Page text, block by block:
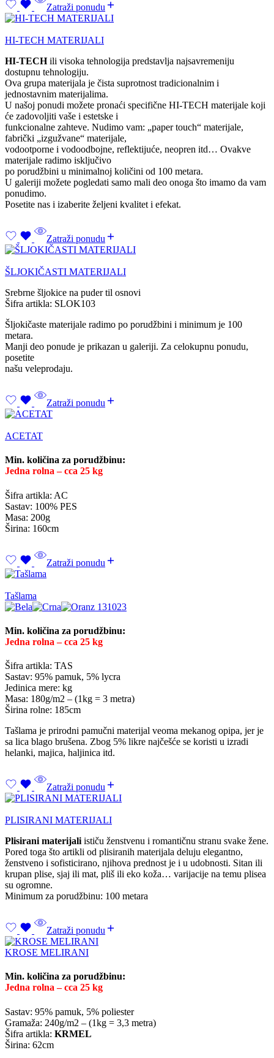
Zatraži ponudu
HI-TECH MATERIJALI
HI-TECHili visoka tehnologija predstavlja najsavremeniju
dostupnu tehnologiju.
Ova grupa materijala je čista suprotnost tradicionalnim i
jednostavnim materijalima.
U našoj ponudi možete pronaći specifične HI-TECH materijale koji
će zadovoljiti vaše i estetske i
funkcionalne zahteve. Nudimo vam: „paper touch“ materijale,
fabrički „izgužvane“ materijale,
vodootporne i vodoodbojne, reflektijuće, neopren itd… Ovakve
materijale radimo isključivo
po porudžbini u minimalnoj količini od 100 metara.
U galeriji možete pogledati samo mali deo onoga što imamo da vam
ponudimo.
Posetite nas i izaberite željeni kvalitet i efekat.
Zatraži ponudu
ŠLJOKIČASTI MATERIJALI
Srebrne šljokice na puder til osnovi
Šifra artikla: SLOK103
Šljokičaste materijale radimo po porudžbini i minimum je 100
metara.
Manji deo ponude je prikazan u galeriji. Za celokupnu ponudu,
posetite
našu veleprodaju.
Zatraži ponudu
ACETAT
Min. količina za porudžbinu:
Jedna rolna – cca 25 kg
Šifra artikla: AC
Sastav: 100% PES
Masa: 200g
Širina: 160cm
Zatraži ponudu
Tašlama
Min. količina za porudžbinu:
Jedna rolna – cca 25 kg
Šifra artikla: TAS
Sastav: 95% pamuk, 5% lycra
Jedinica mere: kg
Masa: 180g/m2 – (1kg = 3 metra)
Širina rolne: 185cm
Tašlama je prirodni pamučni materijal veoma mekanog opipa, jer je
sa lica blago brušena. Zbog 5% likre najčešće se koristi u izradi
helanki, majica, haljinica itd.
Zatraži ponudu
PLISIRANI MATERIJALI
Plisirani materijali ističu ženstvenu i romantičnu stranu svake žene.
Pored toga što artikli od plisiranih materijala deluju elegantno,
ženstveno i sofisticirano, njihova prednost je i u udobnosti. Sitan ili
krupan plise, sjaj ili mat, pliš ili eko koža… varijacije na temu plisea
su ogromne.
Minimum za porudžbinu: 100 metara
Zatraži ponudu
KROSE MELIRANI
Min. količina za porudžbinu:
Jedna rolna – cca 25 kg
Sastav: 95% pamuk, 5% poliester
Gramaža: 240g/m2 – (1kg = 3,3 metra)
Šifra artikla: KRMEL
Širina: 62cm